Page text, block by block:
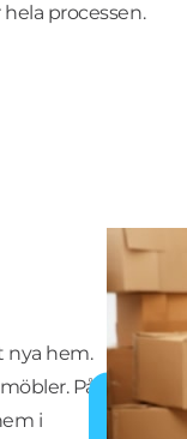
processen.
nya hem.
På
i